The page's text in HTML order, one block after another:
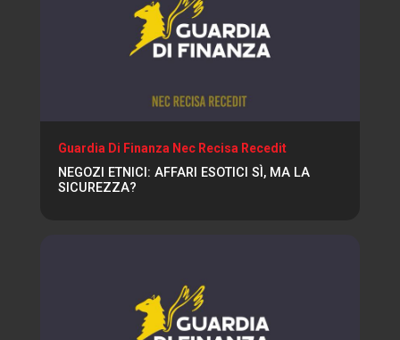
Guardia Di Finanza Nec Recisa Recedit
NEGOZI ETNICI: AFFARI ESOTICI SÌ, MA LA
SICUREZZA?